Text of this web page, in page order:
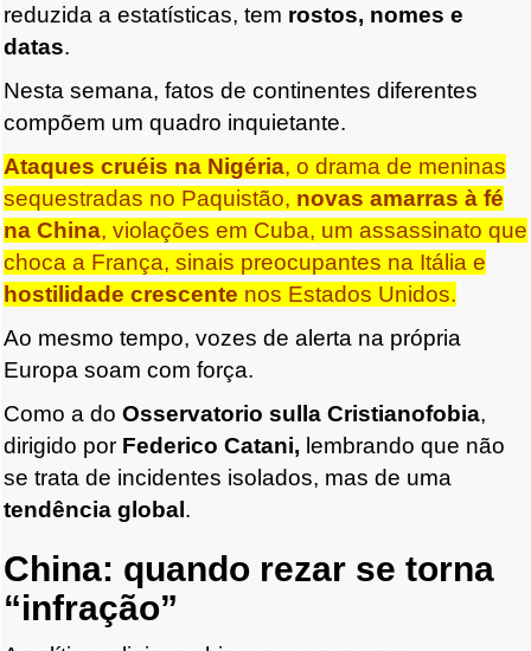
reduzida a estatísticas, tem rostos, nomes e
datas.
Nesta semana, fatos de continentes diferentes
compõem um quadro inquietante.
Ataques cruéis na Nigéria, o drama de meninas
sequestradas no Paquistão, novas amarras à fé
na China, violações em Cuba, um assassinato que
choca a França, sinais preocupantes na Itália e
hostilidade crescente nos Estados Unidos.
Ao mesmo tempo, vozes de alerta na própria
Europa soam com força.
Como a do Osservatorio sulla Cristianofobia,
dirigido por Federico Catani, lembrando que não
se trata de incidentes isolados, mas de uma
tendência global.
China: quando rezar se torna
“infração”